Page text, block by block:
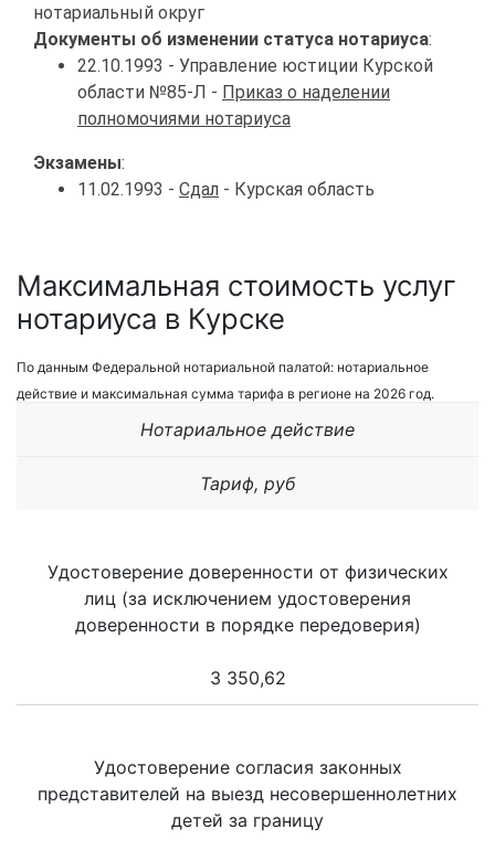
нотариальный округ
Документы об изменении статуса нотариуса:
22.10.1993 - Управление юстиции Курской
области №85-Л - Приказ о наделении
полномочиями нотариуса
Экзамены:
11.02.1993 - Сдал - Курская область
Максимальная стоимость услуг
нотариуса в Курске
По данным Федеральной нотариальной палатой: нотариальное
действие и максимальная сумма тарифа в регионе на 2026 год.
Нотариальное действие
Тариф, руб
Удостоверение доверенности от физических
лиц (за исключением удостоверения
доверенности в порядке передоверия)
3 350,62
Удостоверение согласия законных
представителей на выезд несовершеннолетних
детей за границу